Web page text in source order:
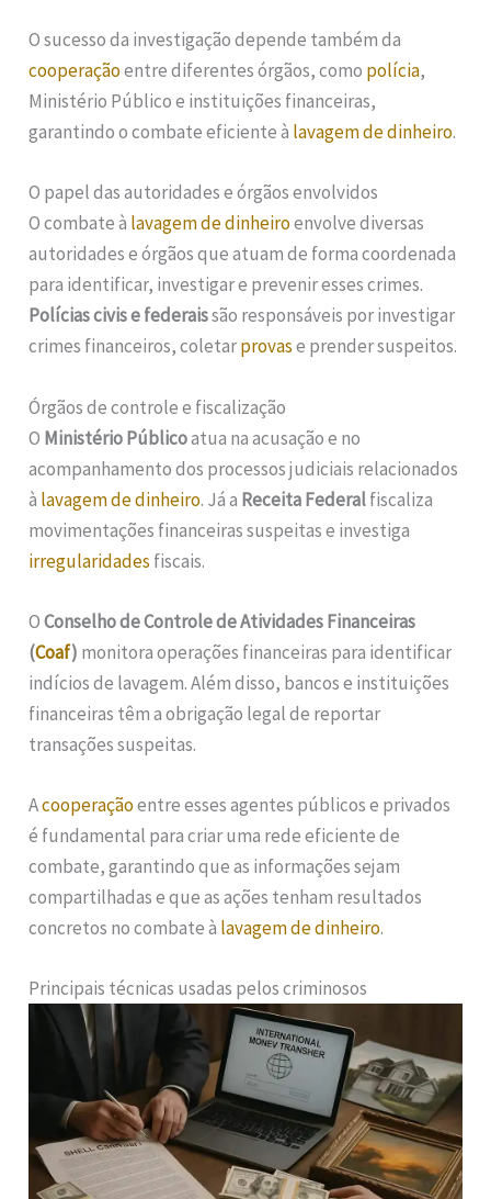
O sucesso da investigação depende também da
cooperaçãoentre diferentes órgãos, como polícia,
Ministério Público e instituições financeiras,
garantindo o combate eficiente à lavagem de dinheiro.
O papel das autoridades e órgãos envolvidos
O combate à lavagem de dinheiroenvolve diversas
autoridades e órgãos que atuam de forma coordenada
para identificar, investigar e prevenir esses crimes.
Polícias civis e federaissão responsáveis por investigar
crimes financeiros, coletarprovase prender suspeitos.
Órgãos de controle e fiscalização
O Ministério Públicoatua na acusação e no
acompanhamento dos processos judiciais relacionados
à lavagem de dinheiro. Já a Receita Federalfiscaliza
movimentações financeiras suspeitas e investiga
irregularidades fiscais.
OConselho de Controle de Atividades Financeiras
(Coaf) monitora operações financeiras para identificar
indícios de lavagem. Além disso, bancos e instituições
financeiras têm a obrigação legal de reportar
transações suspeitas.
Acooperaçãoentre esses agentes públicos e privados
é fundamental para criar uma rede eficiente de
combate, garantindo que as informações sejam
compartilhadas e que as ações tenham resultados
concretos no combate à lavagem de dinheiro.
Principais técnicas usadas pelos criminosos